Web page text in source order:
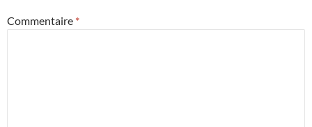
Commentaire *